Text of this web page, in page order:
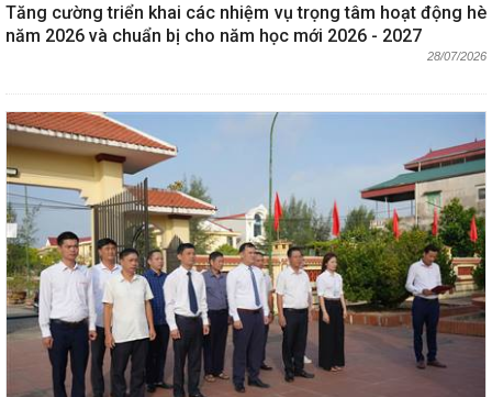
Tăng cường triển khai các nhiệm vụ trọng tâm hoạt động hè
năm 2026 và chuẩn bị cho năm học mới 2026 - 2027
28/07/2026